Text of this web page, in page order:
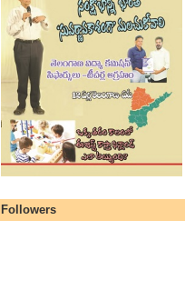
Followers